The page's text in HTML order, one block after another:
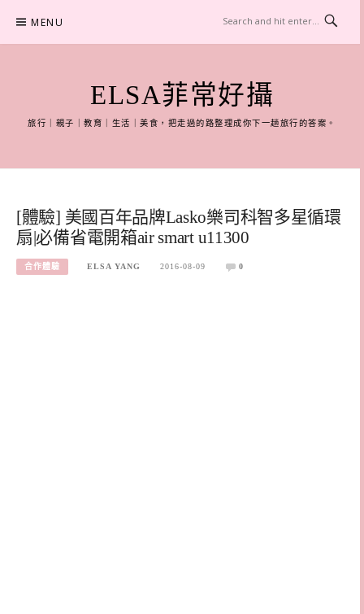
content
MENU
ELSA菲常好攝
旅行｜親子｜教育｜生活｜美食，把走過的路整理成你下一趟旅行的答案。
[體驗] 美國百年品牌Lasko樂司科智多星循環
扇|必備省電開箱air smart u11300
合作體驗 ELSA YANG 2016-08-09 0